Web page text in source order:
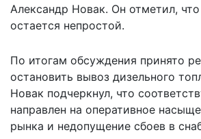
Александр Новак. Он отметил,
остается непростой.
По итогам обсуждения принято
остановить вывоз дизельного
Новак подчеркнул, что
направлен на оперативное
рынка и недопущение сбоев в